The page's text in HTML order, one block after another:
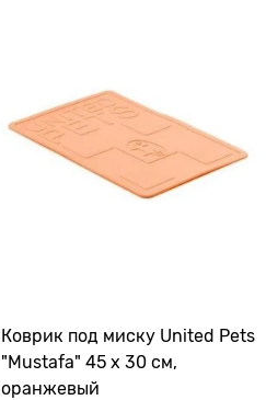
Коврик под миску United Pets
"Mustafa" 45 х 30 см,
оранжевый